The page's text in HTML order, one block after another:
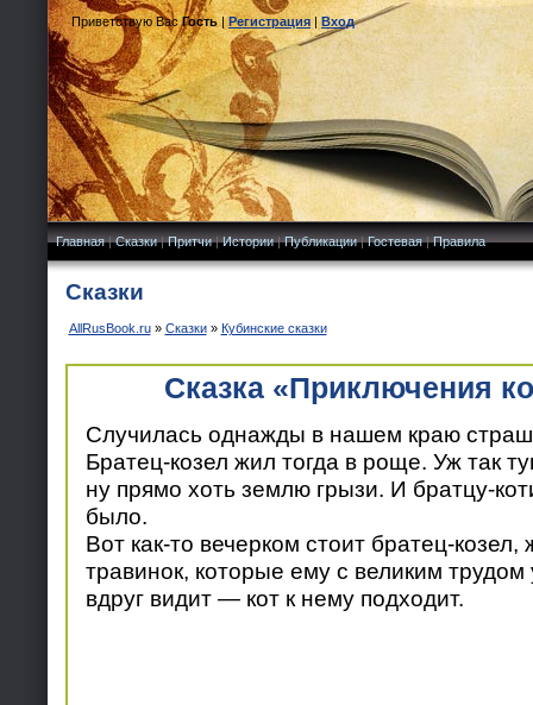
Приветствую Вас Гость|Регистрация|Вход
Главная|Сказки|Притчи|Истории|Публикации|Гостевая|Правила
Сказки
AllRusBook.ru» Сказки» Кубинские сказки
Сказка «Приключения
Случилась однажды в нашем краю
Братец-козел жил тогда в роще. Уж так
ну прямо хоть землю грызи. И братцу-
было.
Вот как-то вечерком стоит братец-козел,
травинок, которые ему с великим
вдруг видит — кот к нему подходит.